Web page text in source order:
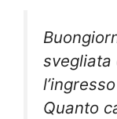
svegliata
Quanto